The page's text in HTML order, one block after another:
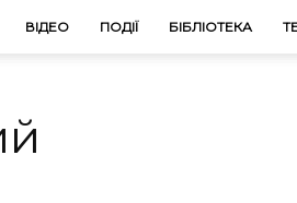
ВІДЕО ПОДІЇ БІБЛІОТЕКА